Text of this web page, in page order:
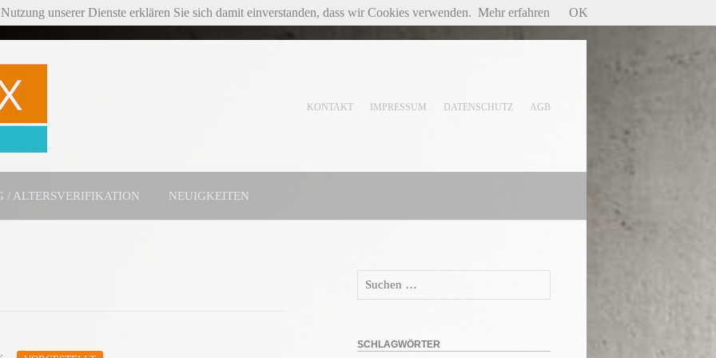
KONTAKT IMPRESSUM DATENSCHUTZ AGB
/ ALTERSVERIFIKATION NEUIGKEITEN
Suchen
nach:
SCHLAGWÖRTER
unserer Dienste erklären Sie sich damit einverstanden, dass wir Cookies verwenden. Mehr erfahren OK